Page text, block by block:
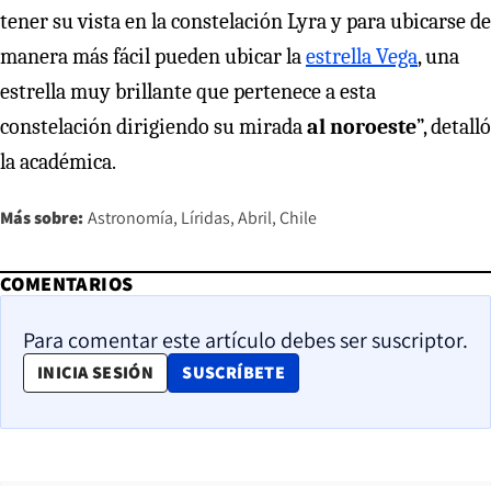
tener su vista en la constelación Lyra y para ubicarse de
manera más fácil pueden ubicar laestrella Vega, una
estrella muy brillante que pertenece a esta
constelación dirigiendo su miradaal noroeste”, detalló
la académica.
Más sobre: Astronomía Líridas Abril Chile
COMENTARIOS
Para comentar este artículo debes ser suscriptor.
INICIA SESIÓN SUSCRÍBETE
OPENS IN NEW WINDOW